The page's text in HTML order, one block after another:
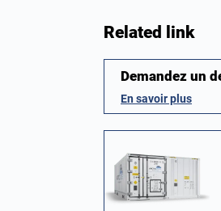
Related link
Demandez un
En savoir plus